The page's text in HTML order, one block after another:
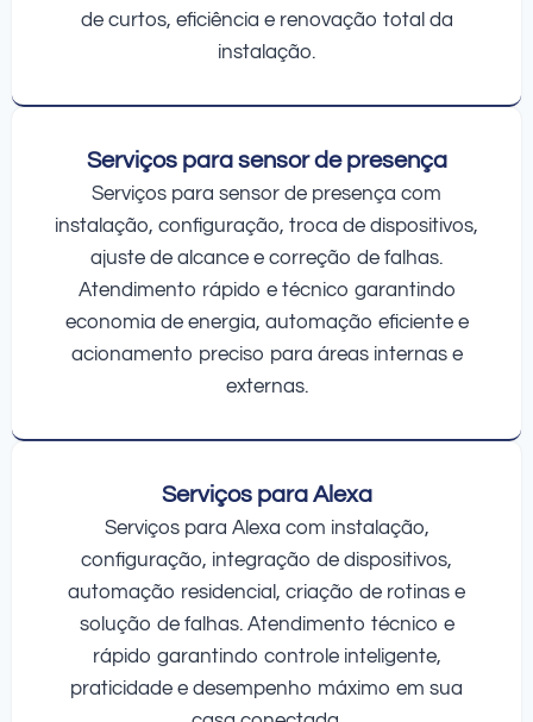
de curtos, eficiência e renovação total da
instalação.
Serviços para sensor de presença
Serviços para sensor de presença com
instalação, configuração, troca de dispositivos,
ajuste de alcance e correção de falhas.
Atendimento rápido e técnico garantindo
economia de energia, automação eficiente e
acionamento preciso para áreas internas e
externas.
Serviços para Alexa
Serviços para Alexa com instalação,
configuração, integração de dispositivos,
automação residencial, criação de rotinas e
solução de falhas. Atendimento técnico e
rápido garantindo controle inteligente,
praticidade e desempenho máximo em sua